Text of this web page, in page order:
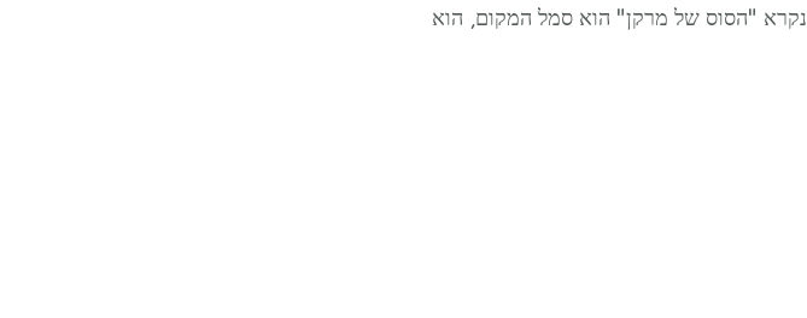
כהגנה מהצפות מים. המגדלור במרקן שנבנה בשנת 1839 נקרא "הסוס של מרקן" הוא סמל המקום, הוא